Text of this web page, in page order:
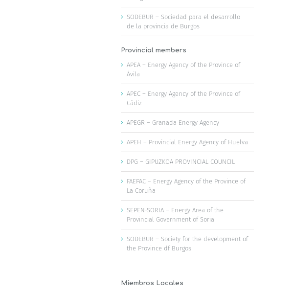
SODEBUR – Sociedad para el desarrollo
de la provincia de Burgos
Provincial members
APEA – Energy Agency of the Province of
Ávila
APEC – Energy Agency of the Province of
Cádiz
APEGR – Granada Energy Agency
APEH – Provincial Energy Agency of Huelva
DPG – GIPUZKOA PROVINCIAL COUNCIL
FAEPAC – Energy Agency of the Province of
La Coruña
SEPEN-SORIA – Energy Area of the
Provincial Government of Soria
SODEBUR – Society for the development of
the Province df Burgos
Miembros Locales